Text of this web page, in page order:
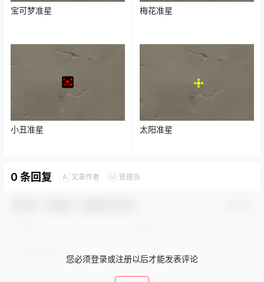
宝可梦准星 梅花准星
小丑准星 太阳准星
0 条回复 A 文章作者 M 管理员
您必须登录或注册以后才能发表评论